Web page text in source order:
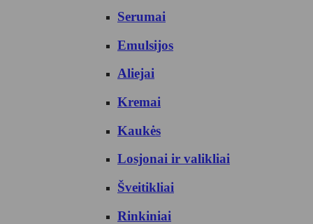
Serumai
Emulsijos
Aliejai
Kremai
Kaukės
Losjonai ir valikliai
Šveitikliai
Rinkiniai